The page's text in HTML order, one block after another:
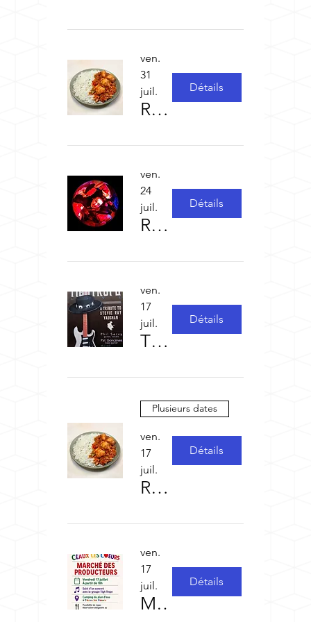
ven.
31
juil.
Repas concert des vendredis (2)
Détails
ven.
24
juil.
RED COSMIC ORCHESTRA
Détails
ven.
17
juil.
TIGHTROPE LIVE saison 2
Détails
Plusieurs dates
ven.
17
juil.
Repas concert des vendredis
Détails
ven.
17
juil.
Marché des producteurs organisé par l'Epicerie Céaux les Cœurs
Détails